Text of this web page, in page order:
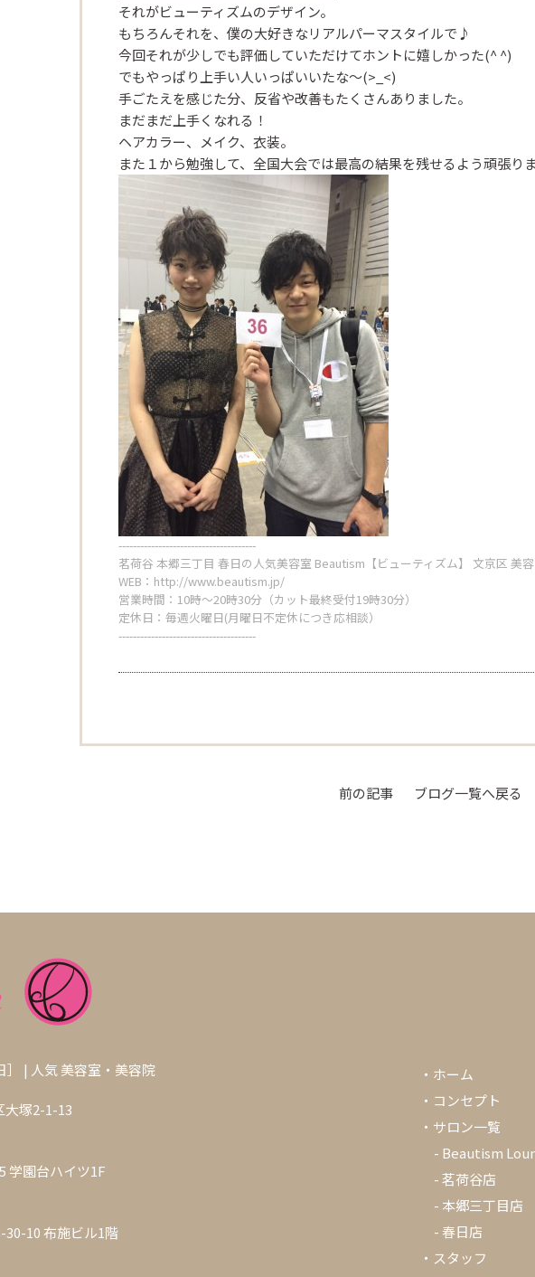
それがビューティズムのデザイン。
もちろんそれを、僕の大好きなリアルパーマスタイルで♪
今回それが少しでも評価していただけてホントに嬉しかった(^ ^)
でもやっぱり上手い人いっぱいいたな〜(>_<)
手ごたえを感じた分、反省や改善もたくさんありました。
まだまだ上手くなれる！
ヘアカラー、メイク、衣装。
また１から勉強して、全国大会では最高の結果を残せるよう頑張り
--------------------------------------
茗荷谷 本郷三丁目 春日の人気美容室 Beautism【ビューティズム】 文京区 美
WEB： http://www.beautism.jp/
営業時間：10時～20時30分（カット最終受付19時30分）
定休日：毎週火曜日(月曜日不定休につき応相談）
--------------------------------------
前の記事 ブログ一覧へ戻る
| 人気 美容室・美容院
塚2-1-13
園台ハイツ1F
10 布施ビル1階
・ ホーム
・ コンセプト
・ サロン一覧
- Beautism
-茗荷谷店
- 本郷三丁目店
- 春日店
・ スタッフ